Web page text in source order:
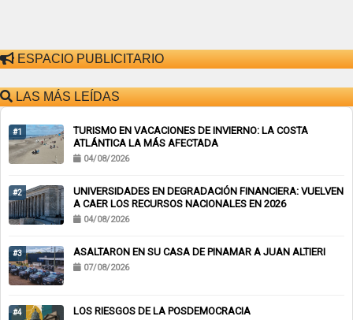
ESPACIO PUBLICITARIO
LAS MÁS LEÍDAS
#1
TURISMO EN VACACIONES DE INVIERNO: LA COSTA
ATLÁNTICA LA MÁS AFECTADA
04/08/2026
#2
UNIVERSIDADES EN DEGRADACIÓN FINANCIERA: VUELVEN
A CAER LOS RECURSOS NACIONALES EN 2026
04/08/2026
#3 ASALTARON EN SU CASA DE PINAMAR A JUAN ALTIERI
07/08/2026
#4 LOS RIESGOS DE LA POSDEMOCRACIA